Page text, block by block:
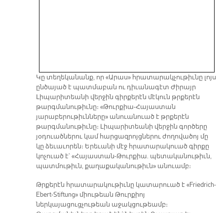
Կը տեղեկանանք, որ «Արաս» հրատարակչութիւնը լոյս
ընծայած է պատմաբան ու դիւանագէտ Ժիրայր
Լիպարիտեանի վերջին գիրքերէն մէկուն թրքերէն
թարգմանութիւնը։ «Թուրքիա-Հայաստան
յարաբերութիւնները» անուանուած է թրքերէն
թարգմանութիւնը։ Լիպարիտեանի վերջին գործերը
յօդուածներու կամ հարցազրոյցներու ժողովածոյ մը
կը ձեւաւորեն։ Երեւանի մէջ հրատարակուած գիրքը
կոչուած է՝ «Հայաստան-Թուրքիա. պետականութիւն,
պատմութիւն, քաղաքականութիւն» անուամբ։
Թրքերէն հրատարակութիւնը կատարուած է «Friedrich-
Ebert-Stiftung» միութեան Թուրքիոյ
ներկայացուցչութեան աջակցութեամբ։